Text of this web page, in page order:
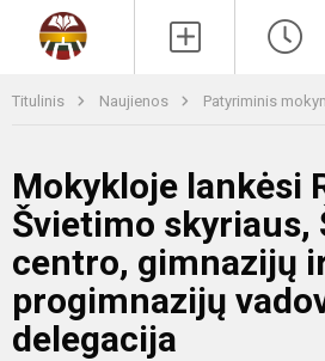
Titulinis Naujienos Patyriminis
Mokykloje lankėsi
Švietimo skyriaus,
centro, gimnazijų
progimnazijų
delegacija